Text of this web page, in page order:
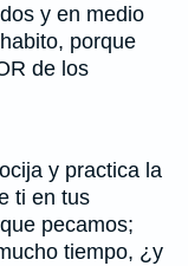
y en medio
porque
de los
y practica la
ti en tus
pecamos;
tiempo, ¿y